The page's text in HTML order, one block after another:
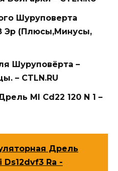
Шуруповерта
Эр (Плюсы,Минусы,
Шуруповёрта –
– CTLN.RU
Ml Cd22 120 N 1 –
Дрель
Ra -